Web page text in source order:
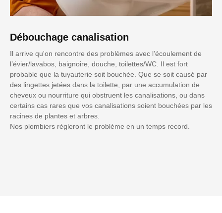
Débouchage canalisation
Il arrive qu'on rencontre des problèmes avec l’écoulement de
l’évier/lavabos, baignoire, douche, toilettes/WC. Il est fort
probable que la tuyauterie soit bouchée. Que se soit causé par
des lingettes jetées dans la toilette, par une accumulation de
cheveux ou nourriture qui obstruent les canalisations, ou dans
certains cas rares que vos canalisations soient bouchées par les
racines de plantes et arbres.
Nos plombiers régleront le problème en un temps record.